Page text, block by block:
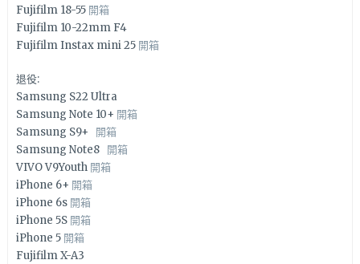
Fujifilm 18-55 開箱
Fujifilm 10-22mm F4
Fujifilm Instax mini 25 開箱
退役:
Samsung S22 Ultra
Samsung Note 10+ 開箱
Samsung S9+ 開箱
Samsung Note8 開箱
VIVO V9Youth 開箱
iPhone 6+ 開箱
iPhone 6s 開箱
iPhone 5S 開箱
iPhone 5 開箱
Fujifilm X-A3